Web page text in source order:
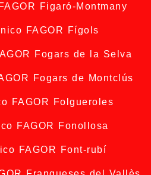
Figaró-Montmany
FAGOR Fígols
Fogars de la Selva
Fogars de Montclús
FAGOR Folgueroles
FAGOR Fonollosa
FAGOR Font-rubí